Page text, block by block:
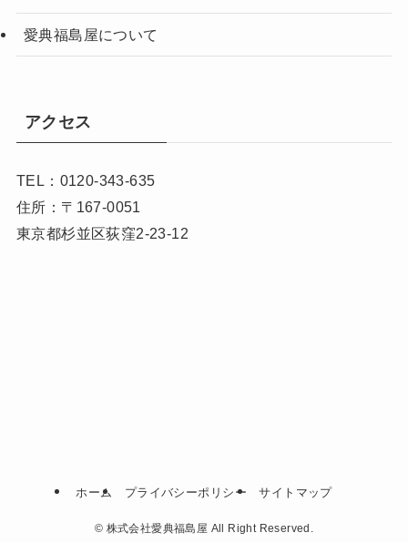
愛典福島屋について
アクセス
TEL：0120-343-635
住所：〒167-0051
東京都杉並区荻窪2-23-12
ホーム プライバシーポリシー サイトマップ
© 株式会社愛典福島屋 All Right Reserved.